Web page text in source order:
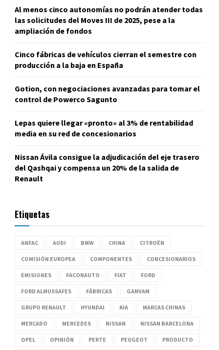
Al menos cinco autonomías no podrán atender todas
las solicitudes del Moves III de 2025, pese a la
ampliación de fondos
Cinco fábricas de vehículos cierran el semestre con
producción a la baja en España
Gotion, con negociaciones avanzadas para tomar el
control de Powerco Sagunto
Lepas quiere llegar «pronto» al 3% de rentabilidad
media en su red de concesionarios
Nissan Ávila consigue la adjudicación del eje trasero
del Qashqai y compensa un 20% de la salida de
Renault
Etiquetas
ANFAC AUDI BMW CHINA CITROËN
COMISIÓN EUROPEA COMPONENTES CONCESIONARIOS
EMISIONES FACONAUTO FIAT FORD
FORD ALMUSSAFES FÁBRICAS GANVAM
GRUPO RENAULT HYUNDAI KIA MARCAS CHINAS
MERCADO MERCEDES NISSAN NISSAN BARCELONA
OPEL OPINIÓN PERTE PEUGEOT PRODUCTO